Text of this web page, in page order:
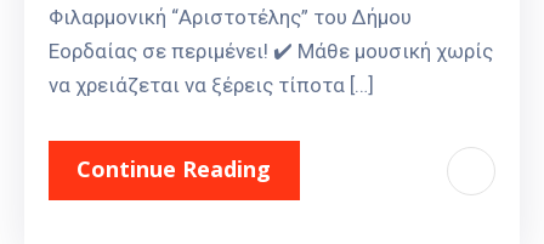
Φιλαρμονική “Αριστοτέλης” του Δήμου
Εορδαίας σε περιμένει! ✔️ Μάθε μουσική χωρίς
να χρειάζεται να ξέρεις τίποτα […]
Continue Reading